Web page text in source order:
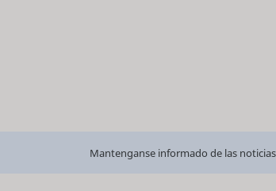
Mantenganse informado de las